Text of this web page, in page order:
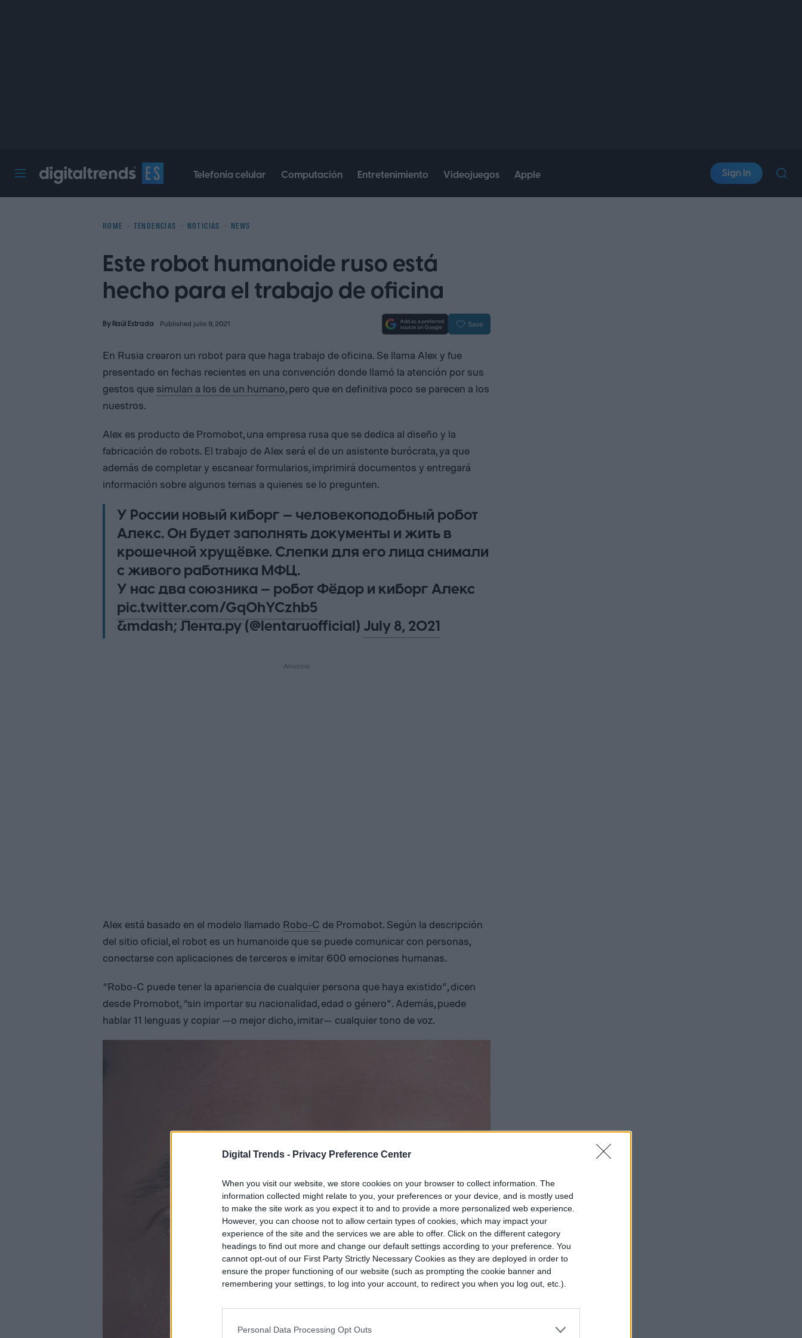
Digital Trends - Privacy Preference Center
When you visit our website, we store cookies on your browser to collect information. The
information collected might relate to you, your preferences or your device, and is mostly used
to make the site work as you expect it to and to provide a more personalized web experience.
However, you can choose not to allow certain types of cookies, which may impact your
experience of the site and the services we are able to offer. Click on the different category
headings to find out more and change our default settings according to your preference. You
cannot opt-out of our First Party Strictly Necessary Cookies as they are deployed in order to
ensure the proper functioning of our website (such as prompting the cookie banner and
remembering your settings, to log into your account, to redirect you when you log out, etc.).
Personal Data Processing Opt Outs
Telefonía celular Computación Entretenimiento Videojuegos Apple Sign In
HOME TENDENCIAS NOTICIAS NEWS
Este robot humanoide ruso está
hecho para el trabajo de oficina
ByRaúl Estrada Published julio 9, 2021 Save
En Rusia crearon un robot para que haga trabajo de oficina. Se llama Alex y fue
presentado en fechas recientes en una convención donde llamó la atención por sus
gestos que simulan a los de un humano, pero que en definitiva poco se parecen a los
nuestros.
Alex es producto de Promobot, una empresa rusa que se dedica al diseño y la
fabricación de robots. El trabajo de Alex será el de un asistente burócrata, ya que
además de completar y escanear formularios, imprimirá documentos y entregará
información sobre algunos temas a quienes se lo pregunten.
У России новый киборг — человекоподобный робот
Алекc. Он будет заполнять документы и жить в
крошечной хрущёвке. Слепки для его лица снимали
с живого работника МФЦ.
У нас два союзника — робот Фёдор и киборг Алекс
pic.twitter.com/Gq0hYCzhb5
&mdash; Лента.ру (@lentaruofficial) July 8, 2021
Alex está basado en el modelo llamado Robo-C de Promobot. Según la descripción
del sitio oficial, el robot es un humanoide que se puede comunicar con personas,
conectarse con aplicaciones de terceros e imitar 600 emociones humanas.
“Robo-C puede tener la apariencia de cualquier persona que haya existido”, dicen
desde Promobot, “sin importar su nacionalidad, edad o género”. Además, puede
hablar 11 lenguas y copiar —o mejor dicho, imitar— cualquier tono de voz.